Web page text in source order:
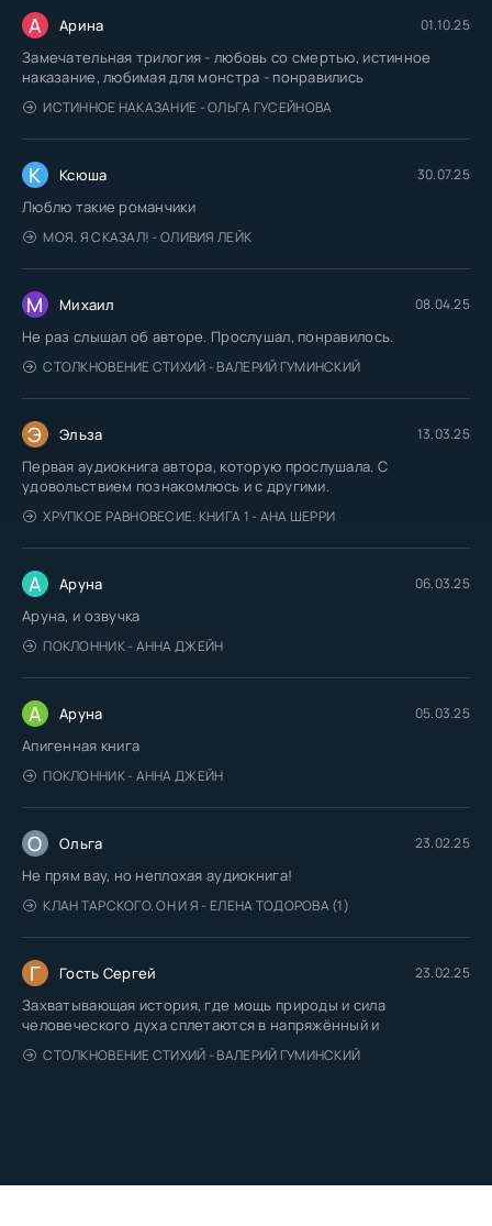
А Арина 01.10.25
Замечательная трилогия - любовь со смертью, истинное
наказание, любимая для монстра - понравились
ИСТИННОЕ НАКАЗАНИЕ - ОЛЬГА ГУСЕЙНОВА
К Ксюша 30.07.25
Люблю такие романчики
МОЯ. Я СКАЗАЛ! - ОЛИВИЯ ЛЕЙК
М Михаил 08.04.25
Не раз слышал об авторе. Прослушал, понравилось.
СТОЛКНОВЕНИЕ СТИХИЙ - ВАЛЕРИЙ ГУМИНСКИЙ
Э Эльза 13.03.25
Первая аудиокнига автора, которую прослушала. С
удовольствием познакомлюсь и с другими.
ХРУПКОЕ РАВНОВЕСИЕ. КНИГА 1 - АНА ШЕРРИ
А Аруна 06.03.25
Аруна, и озвучка
ПОКЛОННИК - АННА ДЖЕЙН
А Аруна 05.03.25
Апигенная книга
ПОКЛОННИК - АННА ДЖЕЙН
О Ольга 23.02.25
Не прям вау, но неплохая аудиокнига!
КЛАН ТАРСКОГО. ОН И Я - ЕЛЕНА ТОДОРОВА (1)
Г Гость Сергей 23.02.25
Захватывающая история, где мощь природы и сила
человеческого духа сплетаются в напряжённый и
СТОЛКНОВЕНИЕ СТИХИЙ - ВАЛЕРИЙ ГУМИНСКИЙ